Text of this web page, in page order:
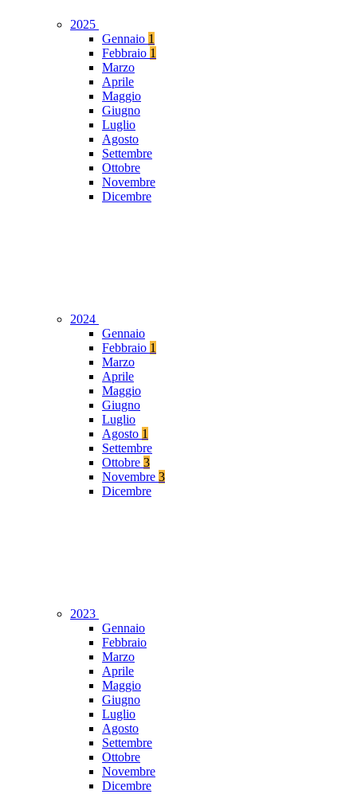
2025
Gennaio 1
Febbraio 1
Marzo
Aprile
Maggio
Giugno
Luglio
Agosto
Settembre
Ottobre
Novembre
Dicembre
2024
Gennaio
Febbraio 1
Marzo
Aprile
Maggio
Giugno
Luglio
Agosto 1
Settembre
Ottobre 3
Novembre 3
Dicembre
2023
Gennaio
Febbraio
Marzo
Aprile
Maggio
Giugno
Luglio
Agosto
Settembre
Ottobre
Novembre
Dicembre